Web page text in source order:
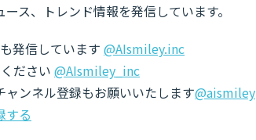
ス、トレンド情報を発信しています。
発信しています @AIsmiley.inc
ださい @AIsmiley_inc
ャンネル登録もお願いいたします@aismiley
する